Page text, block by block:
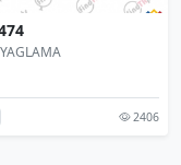
2406